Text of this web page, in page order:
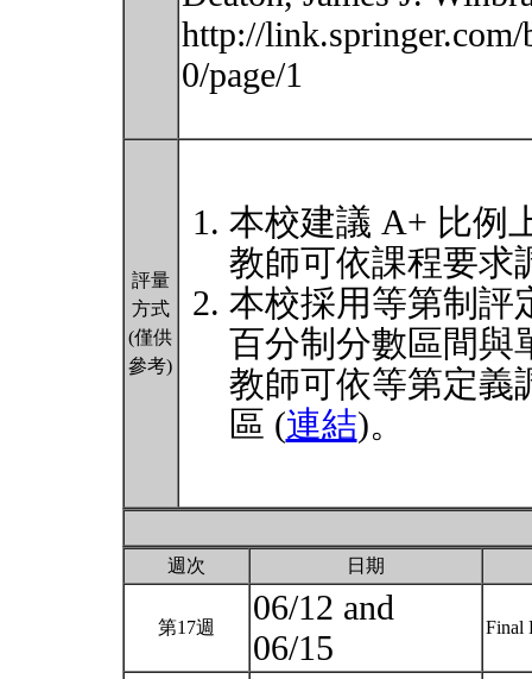
http://
0/page/1
評量
方式
(僅供
參考)
本校建議 A+ 比例
教師可依課程要求
本校採用等第制評
百分制分數區間與
教師可依等第定義
區 (連結)。
週次 日期
第17週
06/12 and
06/15
Final